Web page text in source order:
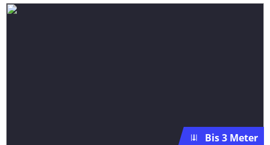
Bis 3 Meter